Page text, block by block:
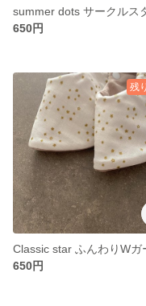
summer dots サークルス
650円
残
650円